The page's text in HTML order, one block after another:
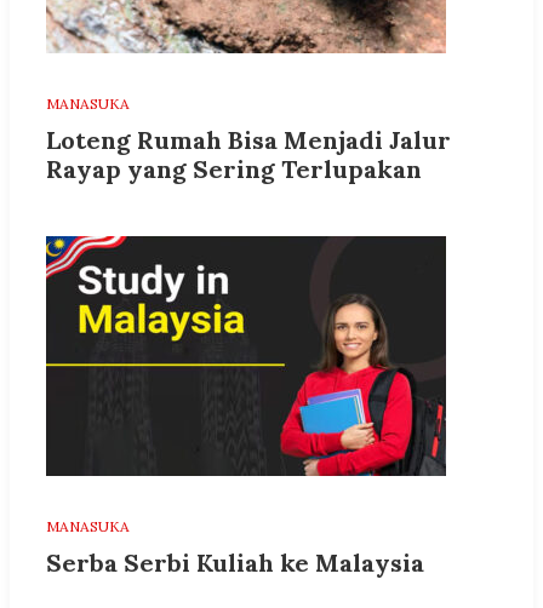
MANASUKA
Loteng Rumah Bisa Menjadi Jalur
Rayap yang Sering Terlupakan
MANASUKA
Serba Serbi Kuliah ke Malaysia